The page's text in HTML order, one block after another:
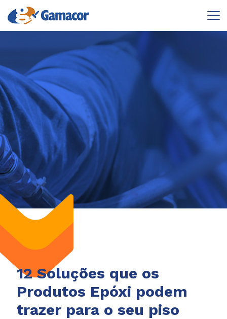
12 Soluções que os
Produtos Epóxi podem
trazer para o seu piso